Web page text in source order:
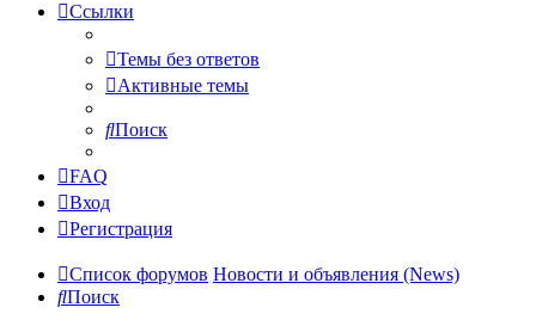
Ссылки
Темы без ответов
Активные темы
Поиск
FAQ
Вход
Регистрация
Список форумов Новости и объявления (News)
Поиск